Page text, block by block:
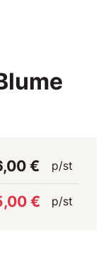
€ p/st
€ p/st